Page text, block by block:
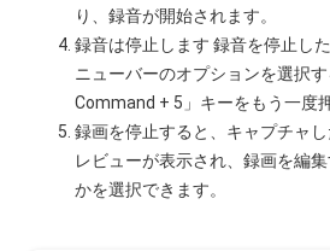
り、録音が開始されます。
録音は停止します 録音を停止し
ニューバーのオプションを選択
Command + 5」キーをもう一度
録画を停止すると、キャプチャ
レビューが表示され、録画を編
かを選択できます。